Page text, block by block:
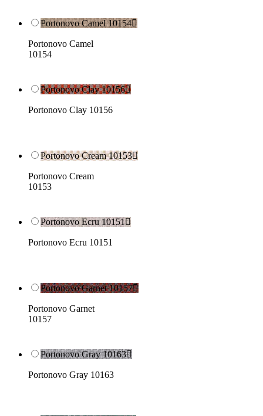
Portonovo Camel 10154
Portonovo Camel
10154
Portonovo Clay 10156
Portonovo Clay 10156
Portonovo Cream 10153
Portonovo Cream
10153
Portonovo Ecru 10151
Portonovo Ecru 10151
Portonovo Garnet 10157
Portonovo Garnet
10157
Portonovo Gray 10163
Portonovo Gray 10163